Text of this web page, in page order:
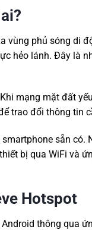
vùng phủ sóng di
hẻo lánh. Đây là
mạng mặt đất
trao đổi thông tin
sẵn có.
bị qua WiFi và
Hotspot
thông qua